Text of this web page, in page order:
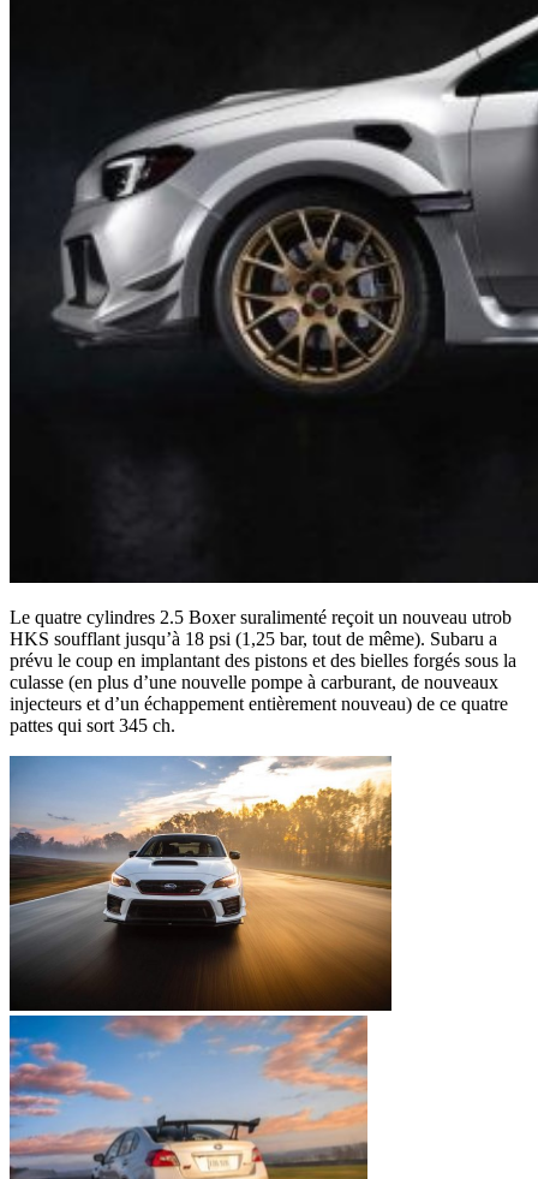
Le quatre cylindres 2.5 Boxer suralimenté reçoit un nouveau utrob
HKS soufflant jusqu’à 18 psi (1,25 bar, tout de même). Subaru a
prévu le coup en implantant des pistons et des bielles forgés sous la
culasse (en plus d’une nouvelle pompe à carburant, de nouveaux
injecteurs et d’un échappement entièrement nouveau) de ce quatre
pattes qui sort 345 ch.